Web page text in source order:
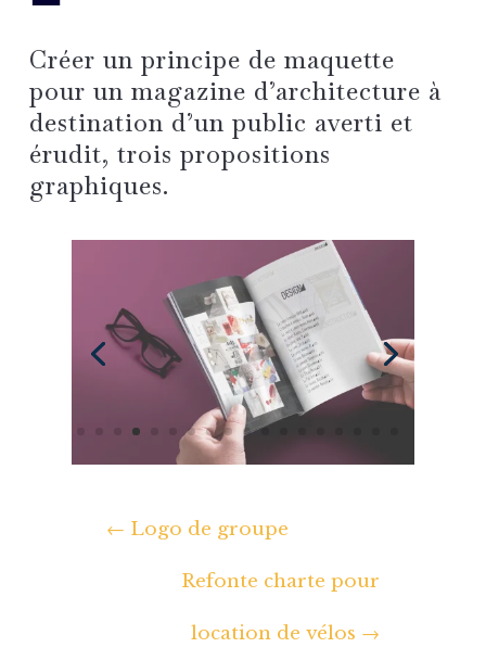
Créer un principe de maquette
pour un magazine d’architecture à
destination d’un public averti et
érudit, trois propositions
graphiques.
← Logo de groupe
Refonte charte pour
location de vélos →